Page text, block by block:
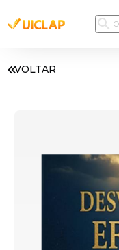
VOLTAR